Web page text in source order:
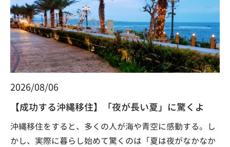
2026/08/06
【成功する沖縄移住】「夜が長い夏」に驚くよ
沖縄移住をすると、多くの人が海や青空に感動する。し
かし、実際に暮らし始めて驚くのは「夏は夜がなかなか